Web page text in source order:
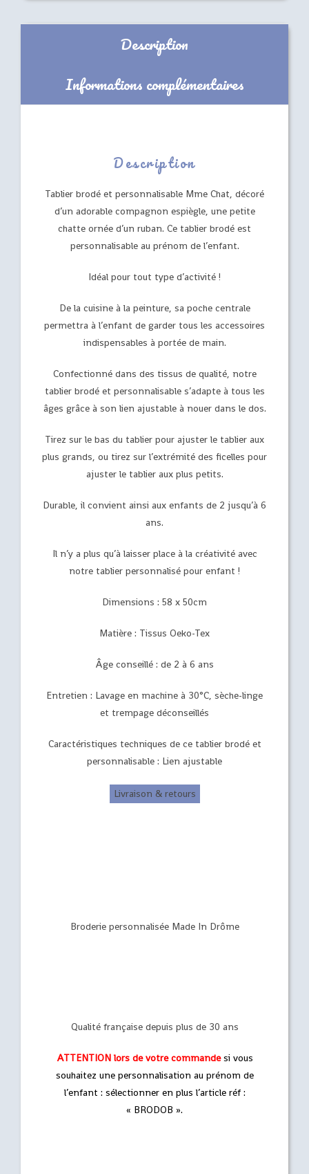
Description
Informations complémentaires
Description
Tablier brodé et personnalisable Mme Chat, décoré
d’un adorable compagnon espiègle, une petite
chatte ornée d’un ruban. Ce tablier brodé est
personnalisable au prénom de l’enfant.
Idéal pour tout type d’activité !
De la cuisine à la peinture, sa poche centrale
permettra à l’enfant de garder tous les accessoires
indispensables à portée de main.
Confectionné dans des tissus de qualité, notre
tablier brodé et personnalisable s’adapte à tous les
âges grâce à son lien ajustable à nouer dans le dos.
Tirez sur le bas du tablier pour ajuster le tablier aux
plus grands, ou tirez sur l’extrémité des ficelles pour
ajuster le tablier aux plus petits.
Durable, il convient ainsi aux enfants de 2 jusqu’à 6
ans.
Il n’y a plus qu’à laisser place à la créativité avec
notre tablier personnalisé pour enfant !
Dimensions : 58 x 50cm
Matière : Tissus Oeko-Tex
Âge conseillé : de 2 à 6 ans
Entretien : Lavage en machine à 30°C, sèche-linge
et trempage déconseillés
Caractéristiques techniques de ce tablier brodé et
personnalisable : Lien ajustable
Livraison & retours
Broderie personnalisée Made In Drôme
Qualité française depuis plus de 30 ans
ATTENTION lors de votre commande si vous
souhaitez une personnalisation au prénom de
l’enfant : sélectionner en plus l’article réf :
« BRODOB ».